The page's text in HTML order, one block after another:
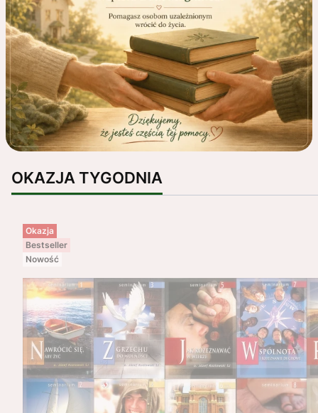
OKAZJA TYGODNIA
Okazja
Bestseller
Nowość